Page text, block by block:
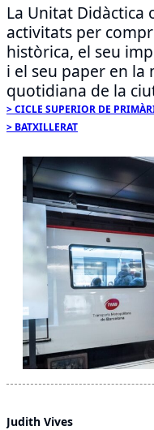
La Unitat Didàctica
activitats per
històrica, el seu
i el seu paper en
quotidiana de la
CICLE SUPERIOR DE
BATXILLERAT
Judith Vives